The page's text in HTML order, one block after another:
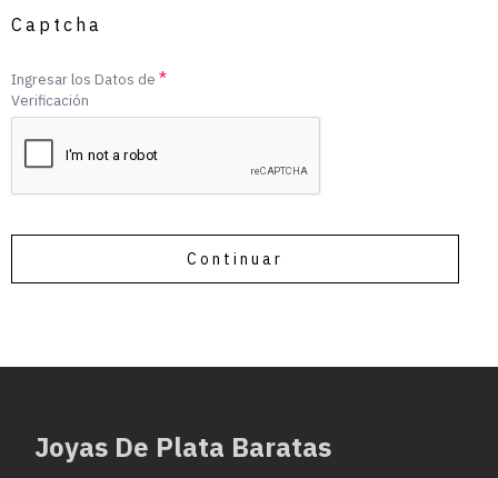
Captcha
Ingresar los Datos de
Verificación
Continuar
Joyas De Plata Baratas